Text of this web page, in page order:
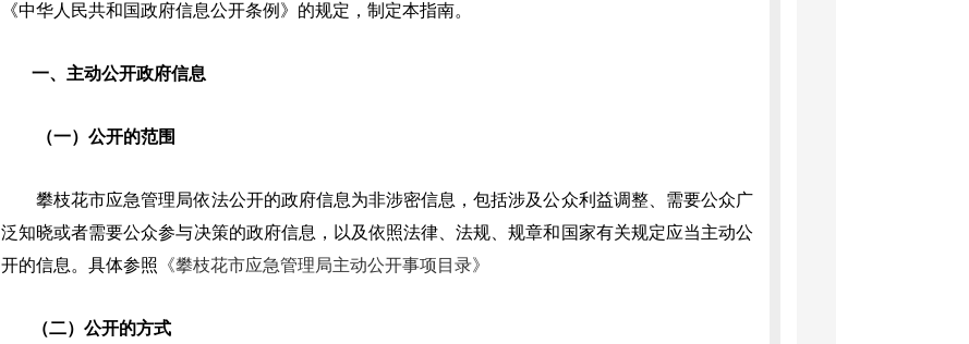
《中华人民共和国政府信息公开条例》的规定，制定本指南。
一、主动公开政府信息
（一）公开的范围
攀枝花市应急管理局依法公开的政府信息为非涉密信息，包括涉及公众利益调整、需要公众广
泛知晓或者需要公众参与决策的政府信息，以及依照法律、法规、规章和国家有关规定应当主动公
开的信息。具体参照 《攀枝花市应急管理局主动公开事项目录》
（二）公开的方式